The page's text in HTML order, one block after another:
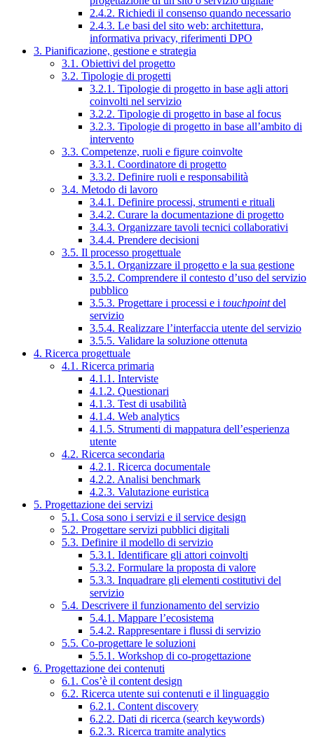
2.4.2. Richiedi il consenso quando necessario
2.4.3. Le basi del sito web: architettura,
informativa privacy, riferimenti DPO
3. Pianificazione, gestione e strategia
3.1. Obiettivi del progetto
3.2. Tipologie di progetti
3.2.1. Tipologie di progetto in base agli attori
coinvolti nel servizio
3.2.2. Tipologie di progetto in base al focus
3.2.3. Tipologie di progetto in base all’ambito di
intervento
3.3. Competenze, ruoli e figure coinvolte
3.3.1. Coordinatore di progetto
3.3.2. Definire ruoli e responsabilità
3.4. Metodo di lavoro
3.4.1. Definire processi, strumenti e rituali
3.4.2. Curare la documentazione di progetto
3.4.3. Organizzare tavoli tecnici collaborativi
3.4.4. Prendere decisioni
3.5. Il processo progettuale
3.5.1. Organizzare il progetto e la sua gestione
3.5.2. Comprendere il contesto d’uso del servizio
pubblico
3.5.3. Progettare i processi e i touchpointdel
servizio
3.5.4. Realizzare l’interfaccia utente del servizio
3.5.5. Validare la soluzione ottenuta
4. Ricerca progettuale
4.1. Ricerca primaria
4.1.1. Interviste
4.1.2. Questionari
4.1.3. Test di usabilità
4.1.4. Web analytics
4.1.5. Strumenti di mappatura dell’esperienza
utente
4.2. Ricerca secondaria
4.2.1. Ricerca documentale
4.2.2. Analisi benchmark
4.2.3. Valutazione euristica
5. Progettazione dei servizi
5.1. Cosa sono i servizi e il service design
5.2. Progettare servizi pubblici digitali
5.3. Definire il modello di servizio
5.3.1. Identificare gli attori coinvolti
5.3.2. Formulare la proposta di valore
5.3.3. Inquadrare gli elementi costitutivi del
servizio
5.4. Descrivere il funzionamento del servizio
5.4.1. Mappare l’ecosistema
5.4.2. Rappresentare i flussi di servizio
5.5. Co-progettare le soluzioni
5.5.1. Workshop di co-progettazione
6. Progettazione dei contenuti
6.1. Cos’è il content design
6.2. Ricerca utente sui contenuti e il linguaggio
6.2.1. Content discovery
6.2.2. Dati di ricerca (search keywords)
6.2.3. Ricerca tramite analytics